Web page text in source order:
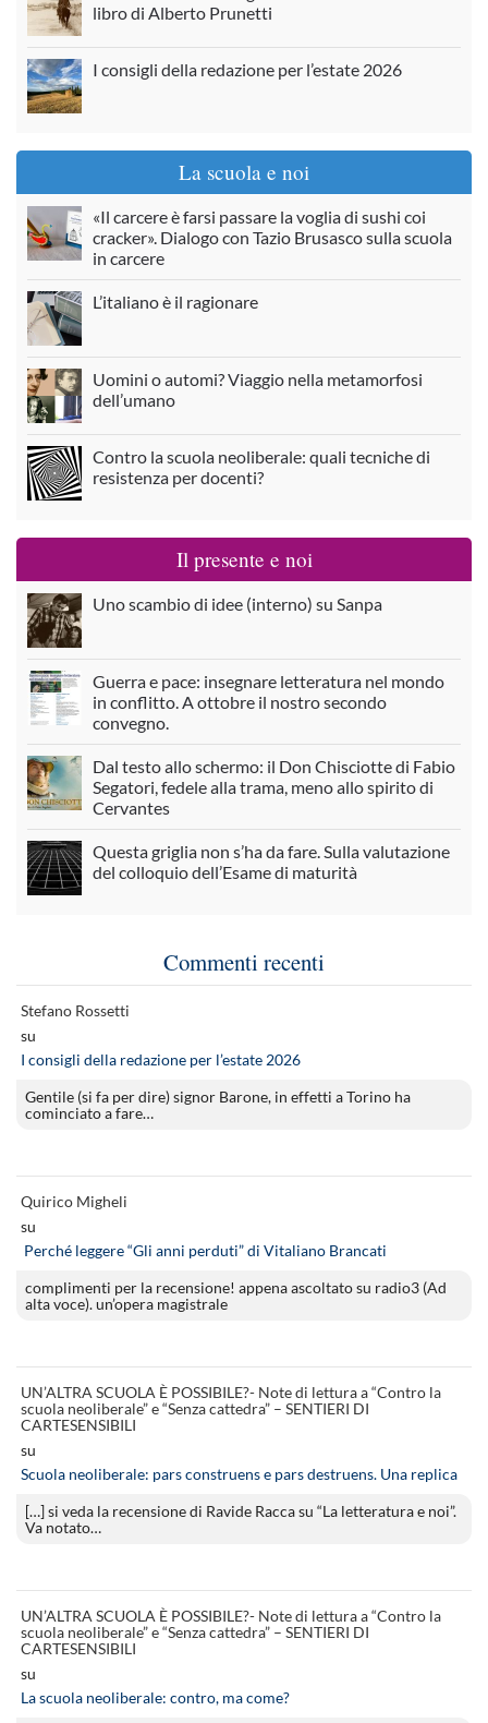
libro di Alberto Prunetti
I consigli della redazione per l’estate 2026
La scuola e noi
«Il carcere è farsi passare la voglia di sushi coi
cracker». Dialogo con Tazio Brusasco sulla scuola
in carcere
L’italiano è il ragionare
Uomini o automi? Viaggio nella metamorfosi
dell’umano
Contro la scuola neoliberale: quali tecniche di
resistenza per docenti?
Il presente e noi
Uno scambio di idee (interno) su Sanpa
Guerra e pace: insegnare letteratura nel mondo
in conflitto. A ottobre il nostro secondo
convegno.
Dal testo allo schermo: il Don Chisciotte di Fabio
Segatori, fedele alla trama, meno allo spirito di
Cervantes
Questa griglia non s’ha da fare. Sulla valutazione
del colloquio dell’Esame di maturità
Commenti recenti
Stefano Rossetti
su
I consigli della redazione per l’estate 2026
Gentile (si fa per dire) signor Barone, in effetti a Torino ha
cominciato a fare…
Quirico Migheli
su
Perché leggere “Gli anni perduti” di Vitaliano Brancati
complimenti per la recensione! appena ascoltato su radio3 (Ad
alta voce). un’opera magistrale
UN’ALTRA SCUOLA È POSSIBILE?- Note di lettura a “Contro la
scuola neoliberale” e “Senza cattedra” – SENTIERI DI
CARTESENSIBILI
su
Scuola neoliberale: pars construens e pars destruens. Una replica
[…] si veda la recensione di Ravide Racca su “La letteratura e noi”.
Va notato…
UN’ALTRA SCUOLA È POSSIBILE?- Note di lettura a “Contro la
scuola neoliberale” e “Senza cattedra” – SENTIERI DI
CARTESENSIBILI
su
La scuola neoliberale: contro, ma come?